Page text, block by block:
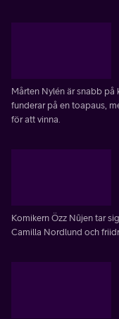
Mårten Nylén är snabb på
funderar på en toapaus,
för att vinna.
Komikern Özz Nûjen tar
Camilla Nordlund och